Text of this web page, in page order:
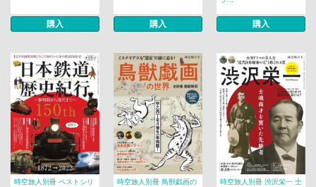
購入 購入 購入
時空旅人別冊 ベストシリ
時空旅人別冊 鳥獣戯画の
時空旅人別冊 渋沢栄一 士